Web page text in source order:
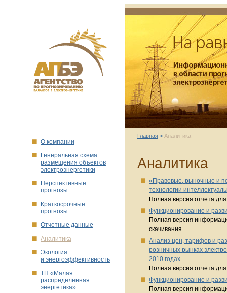
O компании
Генеральная схема
размещения объектов
электроэнергетики
Перспективные
прогнозы
Краткосрочные
прогнозы
Отчетные данные
Аналитика
Экология
и энергоэффективность
ТП «Малая
распределенная
энергетика»
Главная > Аналитика
Аналитика
«Правовые, рыночные и
технологии
Полная версия отчета
Функционирование и
Полная версия
скачивания
Анализ цен, тарифов и
розничных рынках
2010 годах
Полная версия отчета
Функционирование и
Полная версия